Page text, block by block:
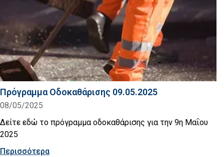
Πρόγραμμα Οδοκαθάρισης 09.05.2025
08/05/2025
Δείτε εδώ το πρόγραμμα οδοκαθάρισης για την 9η Μαΐου
2025
Περισσότερα